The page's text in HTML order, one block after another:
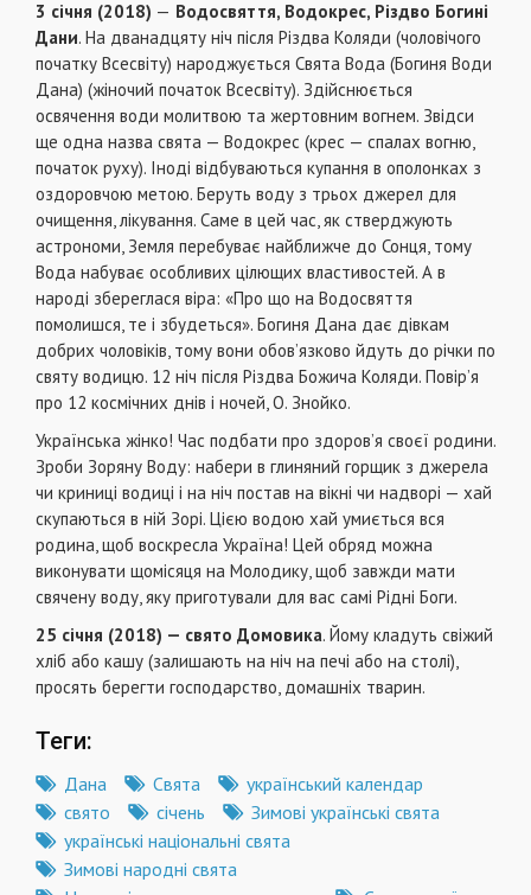
3 січня (2018) — Водосвяття, Водокрес, Різдво Богині
Дани. На дванадцяту ніч після Різдва Коляди (чоловічого
початку Всесвіту) народжується Свята Вода (Богиня Води
Дана) (жіночий початок Всесвіту). Здійснюється
освячення води молитвою та жертовним вогнем. Звідси
ще одна назва свята — Водокрес (крес — спалах вогню,
початок руху). Iнодi відбуваються купання в ополонках з
оздоровчою метою. Беруть воду з трьох джерел для
очищення, лікування. Саме в цей час, як стверджують
астрономи, Земля перебуває найближче до Сонця, тому
Вода набуває особливих цілющих властивостей. А в
народі збереглася віра: «Про що на Водосвяття
помолишся, те і збудеться». Богиня Дана дає дівкам
добрих чоловіків, тому вони обов’язково йдуть до річки по
святу водицю. 12 ніч після Різдва Божича Коляди. Повір’я
про 12 космічних днів і ночей, О. Знойко.
Українська жінко! Час подбати про здоров’я своєї родини.
Зроби Зоряну Воду: набери в глиняний горщик з джерела
чи криниці водиці і на ніч постав на вікні чи надворі — хай
скупаються в ній Зорі. Цією водою хай умиється вся
родина, щоб воскресла Україна! Цей обряд можна
виконувати щомісяця на Молодику, щоб завжди мати
свячену воду, яку приготували для вас самі Рідні Боги.
25 січня (2018) — свято Домовика. Йому кладуть свіжий
хліб або кашу (залишають на ніч на печі або на столі),
просять берегти господарство, домашніх тварин.
Теги:
Дана Свята
український календар
свято
січень
Зимові українські свята
українські національні свята
Зимові народні свята